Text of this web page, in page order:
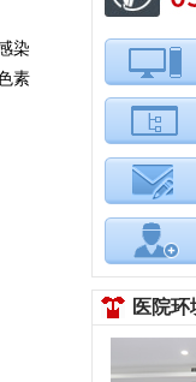
染
素
医院环